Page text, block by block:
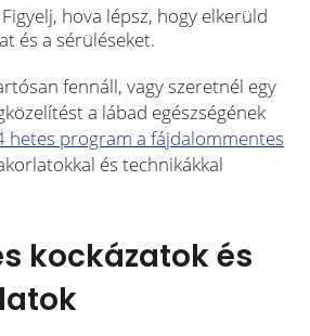
Figyelj, hova lépsz, hogy elkerüld
és a sérüléseket.
fennáll, vagy szeretnél egy
a lábad egészségének
hetes program a fájdalommentes
és technikákkal
kockázatok és